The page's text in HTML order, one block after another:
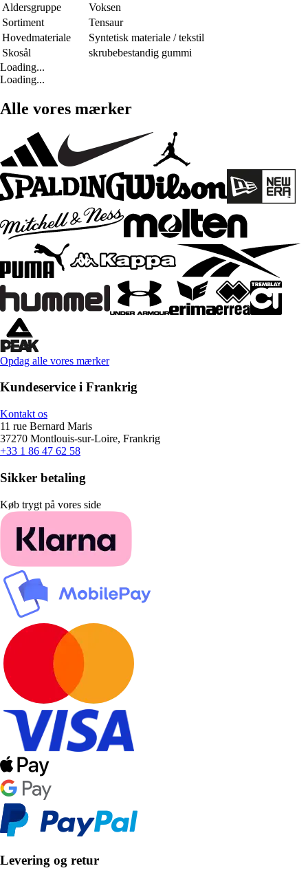
Aldersgruppe
Voksen
Sortiment
Tensaur
Hovedmateriale
Syntetisk materiale / tekstil
Skosål
skrubebestandig gummi
Loading...
Loading...
Alle vores mærker
Opdag alle vores mærker
Kundeservice i Frankrig
Kontakt os
11 rue Bernard Maris
37270 Montlouis-sur-Loire, Frankrig
+33 1 86 47 62 58
Sikker betaling
Køb trygt på vores side
Levering og retur